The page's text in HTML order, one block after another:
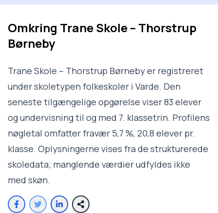
Omkring Trane Skole – Thorstrup
Børneby
Trane Skole – Thorstrup Børneby er registreret
under skoletypen folkeskoler i Varde. Den
seneste tilgængelige opgørelse viser 83 elever
og undervisning til og med 7. klassetrin. Profilens
nøgletal omfatter fravær 5,7 %, 20,8 elever pr.
klasse. Oplysningerne vises fra de strukturerede
skoledata; manglende værdier udfyldes ikke
med skøn.